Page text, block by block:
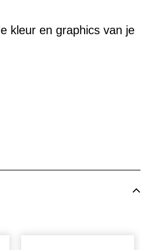
kleur en graphics van je